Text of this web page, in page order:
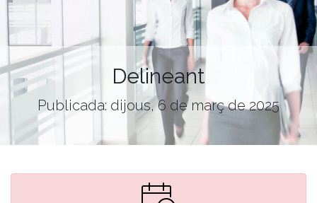
Delineant
Publicada: dijous, 6 de març de 2025